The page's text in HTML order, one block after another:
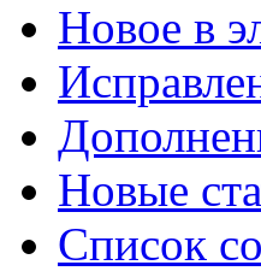
Новое в
Новые
Список